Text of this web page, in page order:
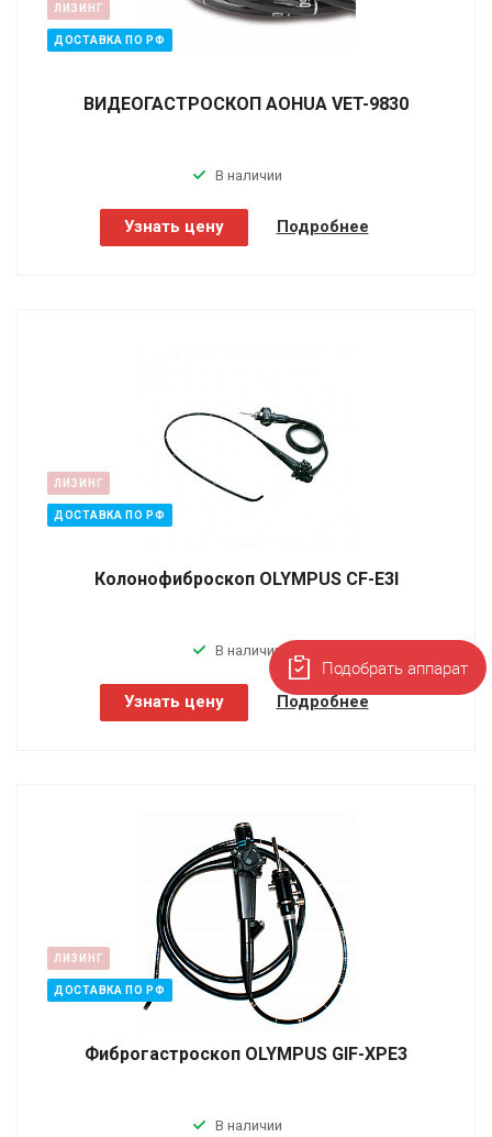
ЛИЗИНГ
ДОСТАВКА ПО РФ
ВИДЕОГАСТРОСКОП AOHUA VET-9830
В наличии
Узнать цену Подробнее
ЛИЗИНГ
ДОСТАВКА ПО РФ
Колонофиброскоп OLYMPUS СF-E3I
В наличии
Узнать цену Подробнее
ЛИЗИНГ
ДОСТАВКА ПО РФ
Фиброгастроскоп OLYMPUS GIF-XPE3
В наличии
Подобрать аппарат